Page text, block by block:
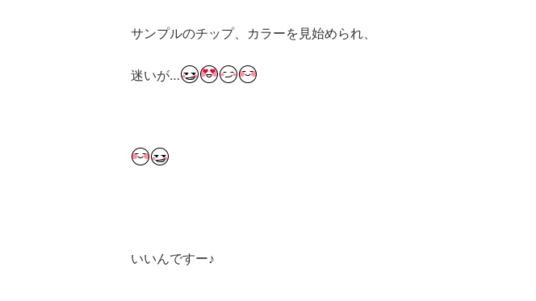
サンプルのチップ、カラーを見始められ、
迷いが…
いいんですー♪